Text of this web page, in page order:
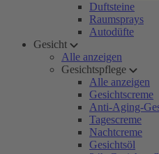
Duftsteine
Raumsprays
Autodüfte
Gesicht
Alle anzeigen
Gesichtspflege
Alle anzeigen
Gesichtscreme
Anti-Aging-
Tagescreme
Nachtcreme
Gesichtsöl